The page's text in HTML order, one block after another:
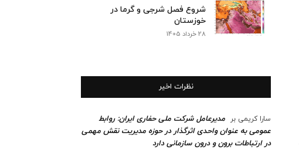
شروع فصل شرجی و گرما در
خوزستان
28 خرداد 1405
نظرات اخیر
سارا کریمی بر
مدیرعامل شرکت ملی حفاری ایران: روابط
عمومی به عنوان واحدی اثرگذار در حوزه مدیریت نقش مهمی
در ارتباطات برون و درون سازمانی دارد